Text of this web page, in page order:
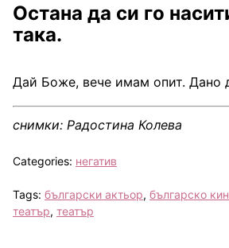
Остана да си го
така.
Дай Боже, вече имам опит. Дано
снимки: Радостина Колева
Categories: негатив
Tags: български актьор, българско
театър, театър